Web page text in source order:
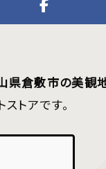
倉敷市の美観
トアです。